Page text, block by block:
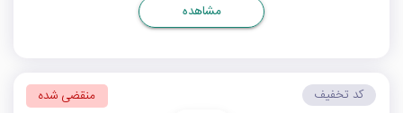
مشاهده
کد تخفیف منقضی شده